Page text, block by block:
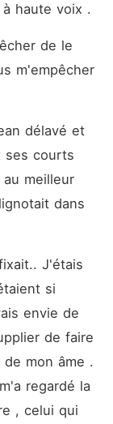
haute voix .
de le
m'empêcher
délavé et
ses courts
meilleur
dans
J'étais
si
envie de
de faire
mon âme .
regardé la
, celui qui